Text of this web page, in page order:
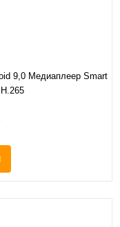
9,0 Медиаплеер Smart